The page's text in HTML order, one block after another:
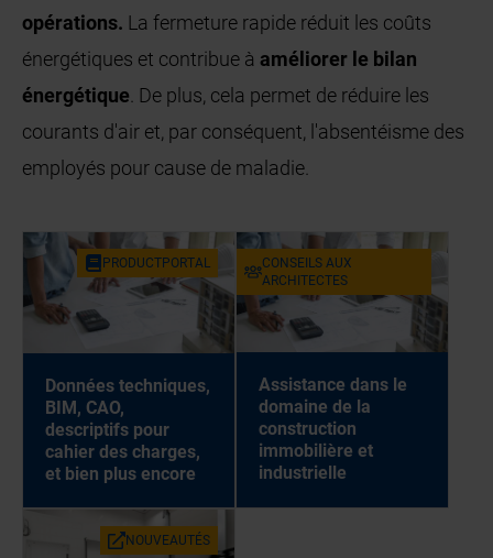
opérations. La fermeture rapide réduit les coûts
énergétiques et contribue à améliorer le bilan
énergétique. De plus, cela permet de réduire les
courants d'air et, par conséquent, l'absentéisme des
employés pour cause de maladie.
PRODUCTPORTAL
Données techniques,
BIM, CAO,
descriptifs pour
cahier des charges,
et bien plus encore
CONSEILS AUX
ARCHITECTES
Assistance dans le
domaine de la
construction
immobilière et
industrielle
NOUVEAUTÉS